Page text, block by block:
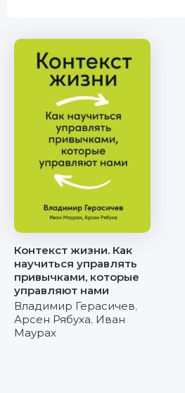
Контекст жизни. Как
научиться управлять
привычками, которые
управляют нами
Владимир Герасичев,
Арсен Рябуха, Иван
Маурах